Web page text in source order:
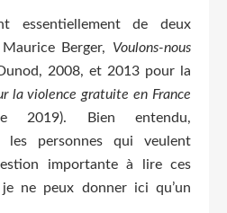
essentiellement de deux
Berger, Voulons-nous
2008, et 2013 pour la
la violence gratuite en France
2019). Bien entendu,
les personnes qui veulent
importante à lire ces
ne peux donner ici qu’un